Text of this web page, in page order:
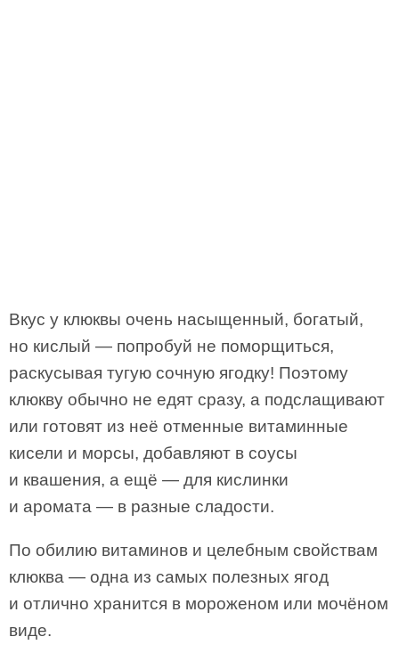
Вкус у клюквы очень насыщенный, богатый,
но кислый — попробуй не поморщиться,
раскусывая тугую сочную ягодку! Поэтому
клюкву обычно не едят сразу, а подслащивают
или готовят из неё отменные витаминные
кисели и морсы, добавляют в соусы
и квашения, а ещё — для кислинки
и аромата — в разные сладости.
По обилию витаминов и целебным свойствам
клюква — одна из самых полезных ягод
и отлично хранится в мороженом или мочёном
виде.